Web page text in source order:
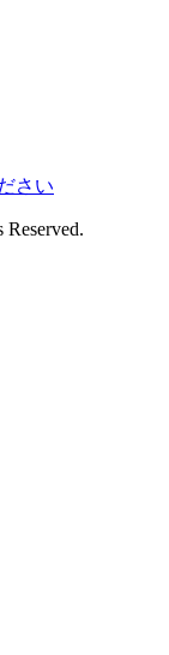
さい